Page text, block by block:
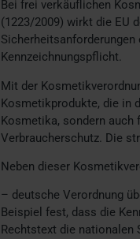
Bei frei verkäuflichen
(1223/2009) wirkt die EU
Kennzeichnungspflicht.
Mit der
Kosmetikprodukte, die in
Kosmetika, sondern auch
Verbraucherschutz. Die
Neben dieser
– deutsche Verordnung
Beispiel fest, dass die
Rechtstext die nationalen